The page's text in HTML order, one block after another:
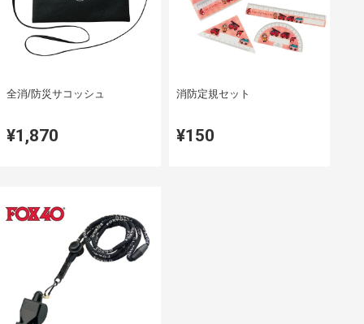
全消/防災サコッシュ
¥1,870
消防定規セット
¥150